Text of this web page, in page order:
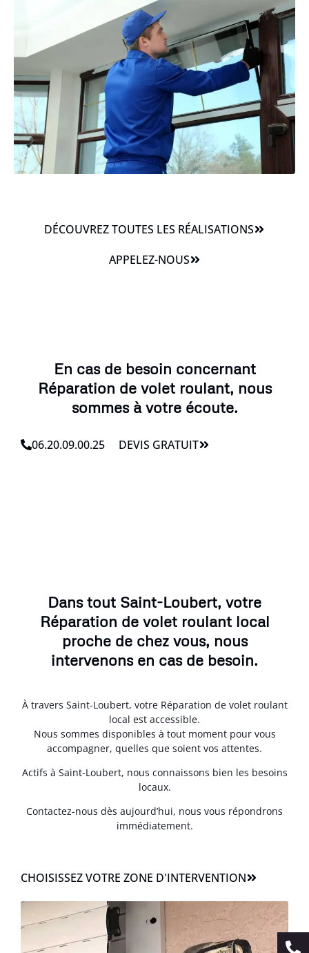
DÉCOUVREZ TOUTES LES RÉALISATIONS
APPELEZ-NOUS
En cas de besoin concernant
Réparation de volet roulant, nous
sommes à votre écoute.
06.20.09.00.25 DEVIS GRATUIT
Dans tout Saint-Loubert, votre
Réparation de volet roulant local
proche de chez vous, nous
intervenons en cas de besoin.
À travers Saint-Loubert, votre Réparation de volet roulant
local est accessible.
Nous sommes disponibles à tout moment pour vous
accompagner, quelles que soient vos attentes.
Actifs à Saint-Loubert, nous connaissons bien les besoins
locaux.
Contactez-nous dès aujourd’hui, nous vous répondrons
immédiatement.
CHOISISSEZ VOTRE ZONE D'INTERVENTION